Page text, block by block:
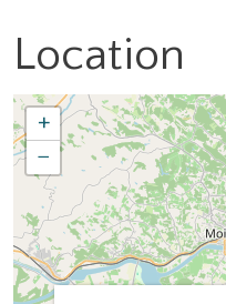
Location
+
−